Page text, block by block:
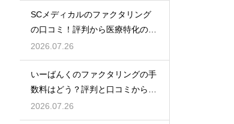
SCメディカルのファクタリング
の口コミ！評判から医療特化の調
達力を解剖
2026.07.26
いーばんくのファクタリングの手
数料はどう？評判と口コミからコ
ストを解説
2026.07.26